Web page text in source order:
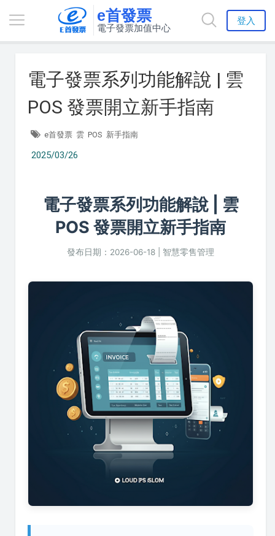
e首發票
電子發票加值中心
登入
電子發票系列功能解說 | 雲
POS 發票開立新手指南
e首發票 雲 POS 新手指南
2025/03/26
電子發票系列功能解說 | 雲
POS 發票開立新手指南
發布日期：2026-06-18 | 智慧零售管理